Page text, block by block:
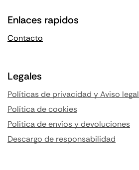
Enlaces rapidos
Contacto
Legales
Políticas de privacidad y Aviso legal
Política de cookies
Politica de envíos y devoluciones
Descargo de responsabilidad